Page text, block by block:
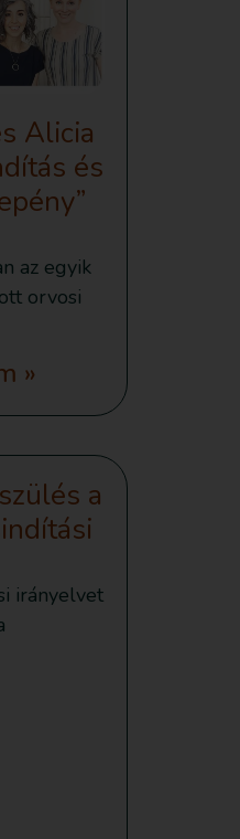
Alicia
és
az egyik
orvosi
»
a
irányelvet